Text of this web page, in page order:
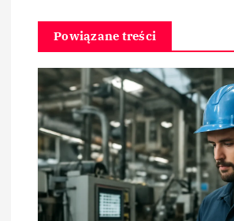
c
a
w
p
Powiązane treści